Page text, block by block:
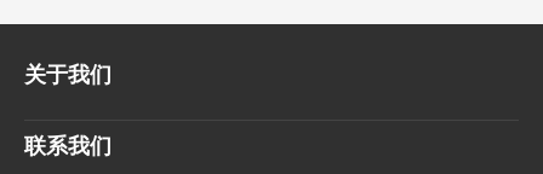
关于我们
联系我们